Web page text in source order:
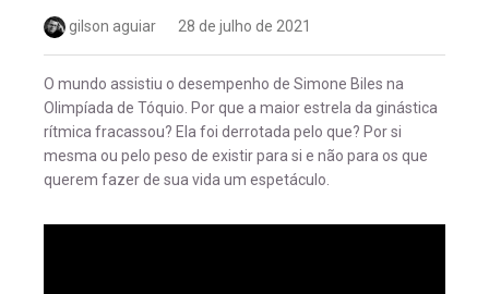
gilson aguiar 28 de julho de 2021
O mundo assistiu o desempenho de Simone Biles na
Olimpíada de Tóquio. Por que a maior estrela da ginástica
rítmica fracassou? Ela foi derrotada pelo que? Por si
mesma ou pelo peso de existir para si e não para os que
querem fazer de sua vida um espetáculo.